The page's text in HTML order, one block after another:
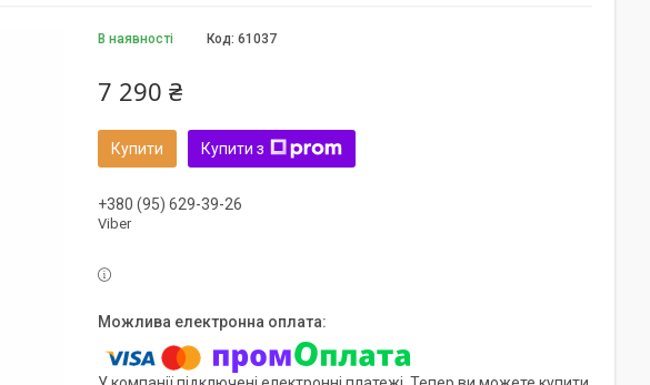
В наявності Код: 61037
7 290 ₴
Купити Купити з
+380 (95) 629-39-26
Viber